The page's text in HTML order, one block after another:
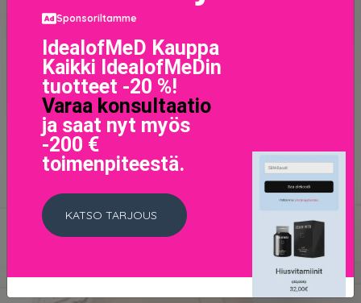
Sponsoriltamme
IdealofMeD Kauppa
Kaikki IdealofMeDin
tuotteet -20 %!
Varaa konsultaatio
ja saat nyt myös
-200 €
toimenpiteestä.
KATSO TARJOUS